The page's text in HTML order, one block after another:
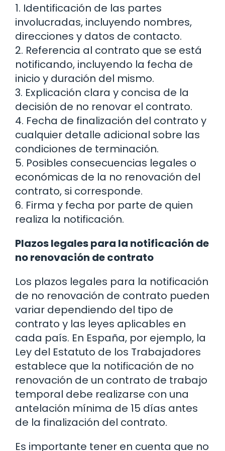
1. Identificación de las partes
involucradas, incluyendo nombres,
direcciones y datos de contacto.
2. Referencia al contrato que se está
notificando, incluyendo la fecha de
inicio y duración del mismo.
3. Explicación clara y concisa de la
decisión de no renovar el contrato.
4. Fecha de finalización del contrato y
cualquier detalle adicional sobre las
condiciones de terminación.
5. Posibles consecuencias legales o
económicas de la no renovación del
contrato, si corresponde.
6. Firma y fecha por parte de quien
realiza la notificación.
Plazos legales para la notificación de
no renovación de contrato
Los plazos legales para la notificación
de no renovación de contrato pueden
variar dependiendo del tipo de
contrato y las leyes aplicables en
cada país. En España, por ejemplo, la
Ley del Estatuto de los Trabajadores
establece que la notificación de no
renovación de un contrato de trabajo
temporal debe realizarse con una
antelación mínima de 15 días antes
de la finalización del contrato.
Es importante tener en cuenta que no